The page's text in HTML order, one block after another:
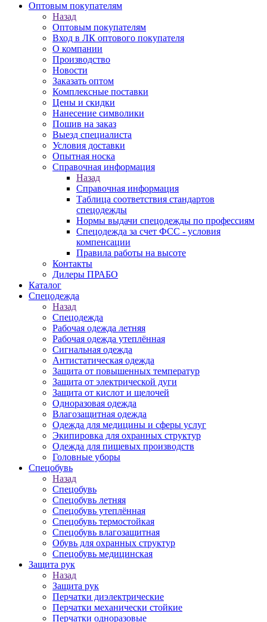
Оптовым покупателям
Назад
Оптовым покупателям
Вход в ЛК оптового покупателя
О компании
Производство
Новости
Заказать оптом
Комплексные поставки
Цены и скидки
Нанесение символики
Пошив на заказ
Выезд специалиста
Условия доставки
Опытная носка
Справочная информация
Назад
Справочная информация
Таблица соответствия стандартов
спецодежды
Нормы выдачи спецодежды по профессиям
Спецодежда за счет ФСС - условия
компенсации
Правила работы на высоте
Контакты
Дилеры ПРАБО
Каталог
Спецодежда
Назад
Спецодежда
Рабочая одежда летняя
Рабочая одежда утеплённая
Сигнальная одежда
Антистатическая одежда
Защита от повышенных температур
Защита от электрической дуги
Защита от кислот и щелочей
Одноразовая одежда
Влагозащитная одежда
Одежда для медицины и сферы услуг
Экипировка для охранных структур
Одежда для пищевых производств
Головные уборы
Спецобувь
Назад
Спецобувь
Спецобувь летняя
Спецобувь утеплённая
Спецобувь термостойкая
Спецобувь влагозащитная
Обувь для охранных структур
Спецобувь медицинская
Защита рук
Назад
Защита рук
Перчатки диэлектрические
Перчатки механически стойкие
Перчатки одноразовые